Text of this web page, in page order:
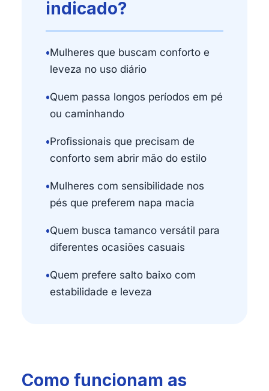
indicado?
•Mulheres que buscam conforto e
leveza no uso diário
•Quem passa longos períodos em pé
ou caminhando
•Profissionais que precisam de
conforto sem abrir mão do estilo
•Mulheres com sensibilidade nos
pés que preferem napa macia
•Quem busca tamanco versátil para
diferentes ocasiões casuais
•Quem prefere salto baixo com
estabilidade e leveza
Como funcionam as